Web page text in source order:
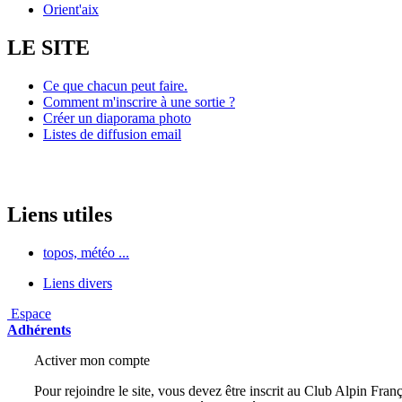
Orient'aix
LE SITE
Ce que chacun peut faire.
Comment m'inscrire à une sortie ?
Créer un diaporama photo
Listes de diffusion email
Liens utiles
topos, météo ...
Liens divers
Espace
Adhérents
Activer mon compte
Pour rejoindre le site, vous devez être inscrit au Club Alpin